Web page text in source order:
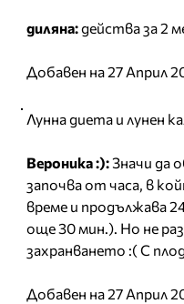
диляна:действа за 2
Добавен на 27 Април
Лунна диета и лунен
Вероника :):Значи да
започва от часа, в
време и продължава
още 30 мин.). Но не
захранването :( С
Добавен на 27 Април